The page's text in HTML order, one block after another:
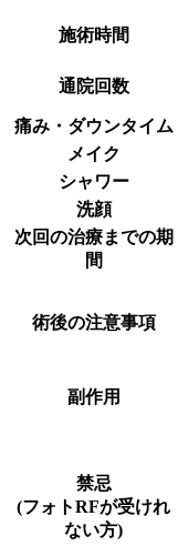
施術時間
通院回数
痛み・ダウンタイム
メイク
シャワー
洗顔
次回の治療までの期
間
術後の注意事項
副作用
禁忌
(フォトRFが受けれ
ない方)